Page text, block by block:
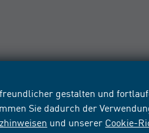
gestalten und
Sie dadurch der
und unserer Cookie-